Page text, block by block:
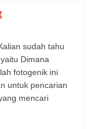
sudah tahu
Dimana
fotogenik ini
untuk pencarian
mencari